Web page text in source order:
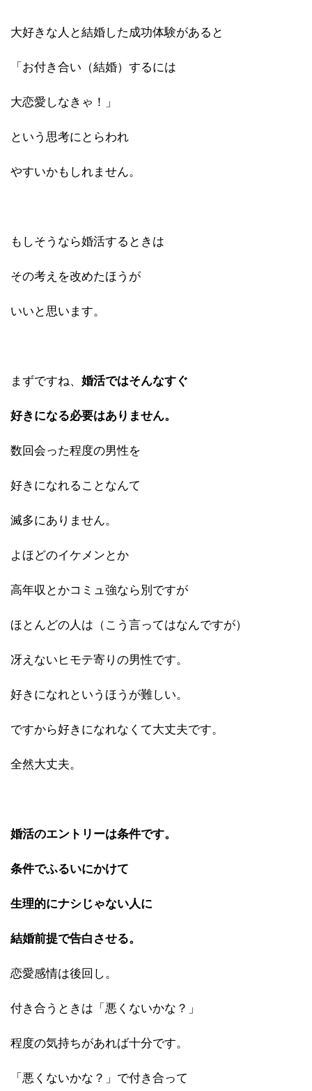
大好きな人と結婚した成功体験があると
「お付き合い（結婚）するには
大恋愛しなきゃ！」
という思考にとらわれ
やすいかもしれません。
もしそうなら婚活するときは
その考えを改めたほうが
いいと思います。
まずですね、 婚活ではそんなすぐ
好きになる必要はありません。
数回会った程度の男性を
好きになれることなんて
滅多にありません。
よほどのイケメンとか
高年収とかコミュ強なら別ですが
ほとんどの人は（こう言ってはなんですが）
冴えないヒモテ寄りの男性です。
好きになれというほうが難しい。
ですから好きになれなくて大丈夫です。
全然大丈夫。
婚活のエントリーは条件です。
条件でふるいにかけて
生理的にナシじゃない人に
結婚前提で告白させる。
恋愛感情は後回し。
付き合うときは「悪くないかな？」
程度の気持ちがあれば十分です。
「悪くないかな？」で付き合って